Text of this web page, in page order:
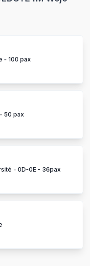
- 100 pax
50 pax
- 0D-0E - 36pax